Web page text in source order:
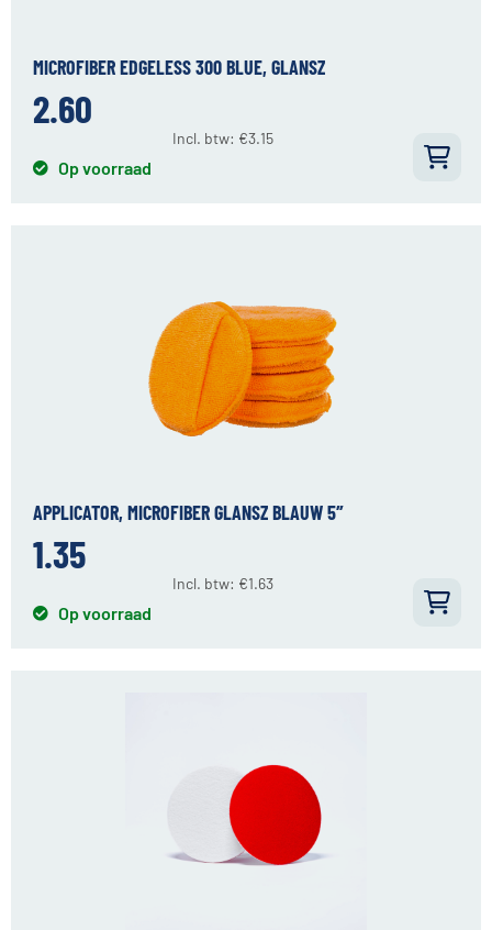
MICROFIBER EDGELESS 300 BLUE, GLANSZ
2.60
Incl. btw: €3.15
Op voorraad
APPLICATOR, MICROFIBER GLANSZ BLAUW 5″
1.35
Incl. btw: €1.63
Op voorraad